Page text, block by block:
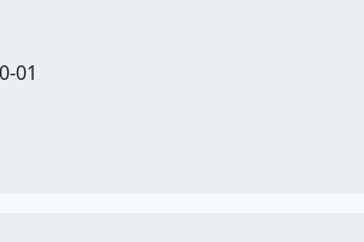
01